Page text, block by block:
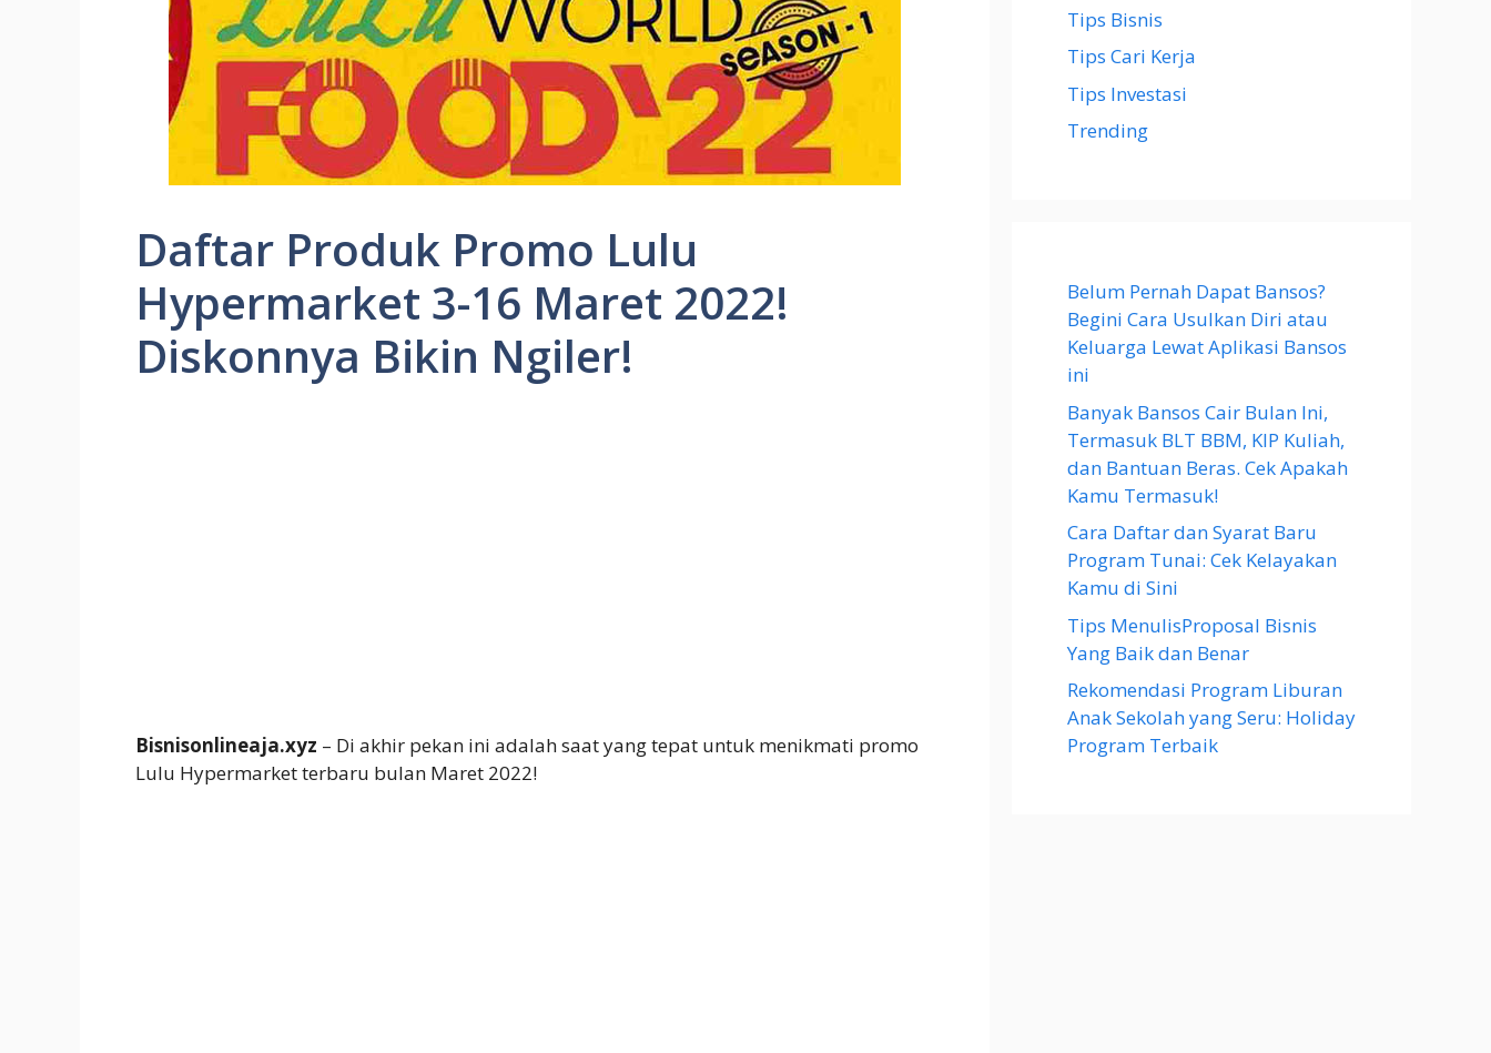
Daftar Produk Promo Lulu
Hypermarket 3-16 Maret 2022!
Diskonnya Bikin Ngiler!
Bisnisonlineaja.xyz – Di akhir pekan ini adalah saat yang tepat untuk menikmati promo
Lulu Hypermarket terbaru bulan Maret 2022!
Tips Bisnis
Tips Cari Kerja
Tips Investasi
Trending
Belum Pernah Dapat Bansos?
Begini Cara Usulkan Diri atau
Keluarga Lewat Aplikasi Bansos
ini
Banyak Bansos Cair Bulan Ini,
Termasuk BLT BBM, KIP Kuliah,
dan Bantuan Beras. Cek Apakah
Kamu Termasuk!
Cara Daftar dan Syarat Baru
Program Tunai: Cek Kelayakan
Kamu di Sini
Tips MenulisProposal Bisnis
Yang Baik dan Benar
Rekomendasi Program Liburan
Anak Sekolah yang Seru: Holiday
Program Terbaik